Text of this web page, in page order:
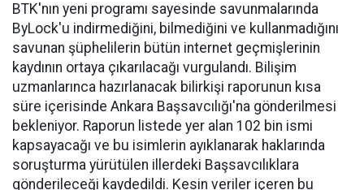
BTK'nın yeni programı sayesinde savunmalarında
ByLock'u indirmediğini, bilmediğini ve kullanmadığını
savunan şüphelilerin bütün internet geçmişlerinin
kaydının ortaya çıkarılacağı vurgulandı. Bilişim
uzmanlarınca hazırlanacak bilirkişi raporunun kısa
süre içerisinde Ankara Başsavcılığı'na gönderilmesi
bekleniyor. Raporun listede yer alan 102 bin ismi
kapsayacağı ve bu isimlerin ayıklanarak haklarında
soruşturma yürütülen illerdeki Başsavcılıklara
gönderileceği kaydedildi. Kesin veriler içeren bu